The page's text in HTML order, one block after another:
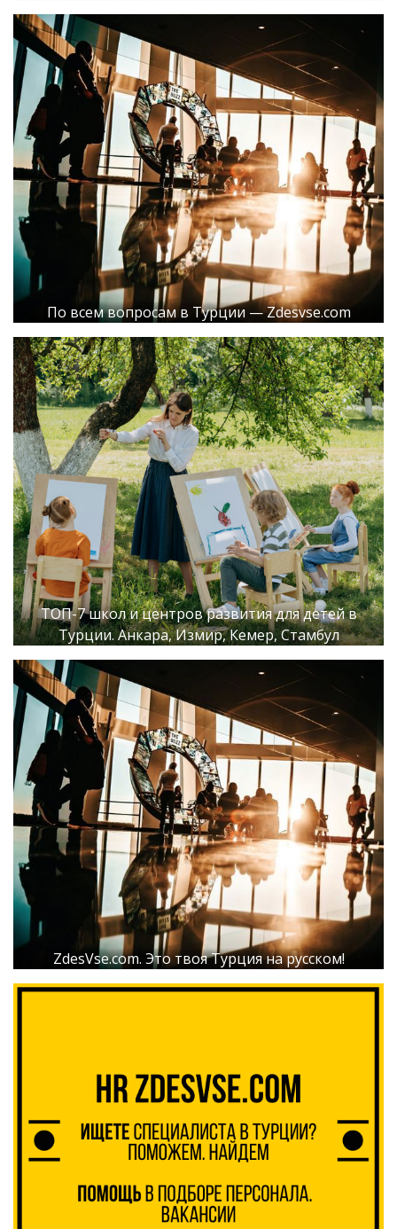
По всем вопросам в Турции — Zdesvse.com
ТОП-7 школ и центров развития для детей в
Турции. Анкара, Измир, Кемер, Стамбул
ZdesVse.com. Это твоя Турция на русском!